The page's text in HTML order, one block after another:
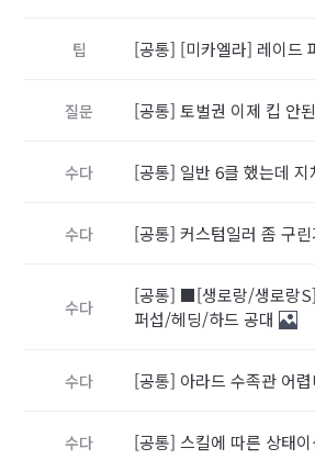
팁 [공통] [미카엘라] 레이드
질문 [공통] 토벌권 이제 킵 안
수다 [공통] 일반 6클 했는데 지
수다 [공통] 커스텀일러 좀 구
수다
[공통] ■[생로랑/생로랑
퍼섭/헤딩/하드 공대
수다 [공통] 아라드 수족관 어렵
수다 [공통] 스킬에 따른 상태